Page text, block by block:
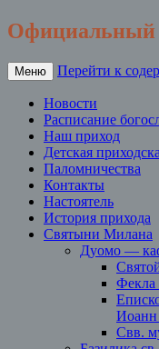
Официальный
Меню Перейти к
Новости
Расписание
Наш приход
Детская
Паломничества
Контакты
Настоятель
История прихода
Святыни Милана
Дуомо —
Фекла
Свв.